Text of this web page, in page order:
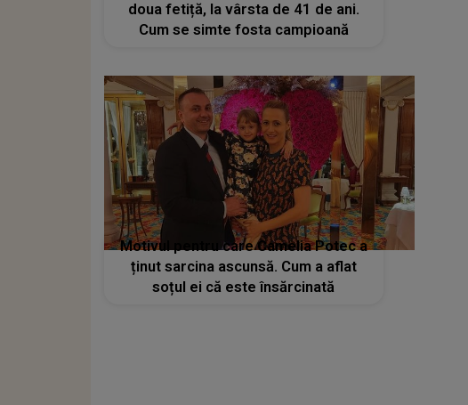
doua fetiță, la vârsta de 41 de ani.
Cum se simte fosta campioană
Motivul pentru care Camelia Potec a
ținut sarcina ascunsă. Cum a aflat
soțul ei că este însărcinată